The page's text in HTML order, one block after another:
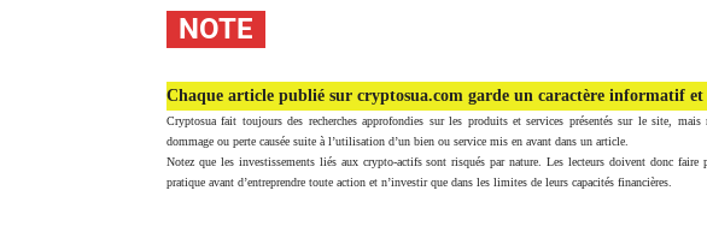
NOTE
Chaque article publié sur cryptosua.com garde un caractère informatif et
Cryptosua fait toujours des recherches approfondies sur les produits et services présentés sur le site,
dommage ou perte causée suite à l’utilisation d’un bien ou service mis en avant dans un article.
Notez que les investissements liés aux crypto-actifs sont risqués par nature. Les lecteurs doivent donc faire
pratique avant d’entreprendre toute action et n’investir que dans les limites de leurs capacités financières.